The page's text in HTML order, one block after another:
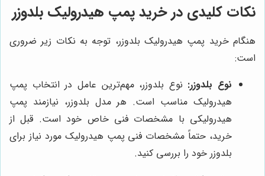
نکات کلیدی در خرید پمپ هیدرولیک بلدوزر
هنگام خرید پمپ هیدرولیک بلدوزر، توجه به نکات زیر ضروری
است:
نوع بلدوزر: نوع بلدوزر، مهم‌ترین عامل در انتخاب پمپ
هیدرولیک مناسب است. هر مدل بلدوزر، نیازمند پمپ
هیدرولیکی با مشخصات فنی خاص خود است. قبل از
خرید، حتماً مشخصات فنی پمپ هیدرولیک مورد نیاز برای
بلدوزر خود را بررسی کنید.